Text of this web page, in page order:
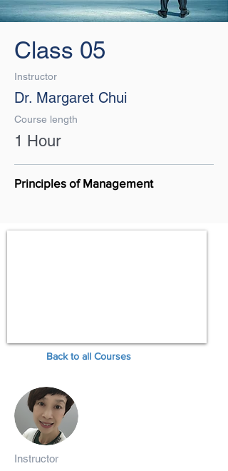
Class 05
Instructor
Dr. Margaret Chui
Course length
1 Hour
Principles of Management
Back to all Courses
Instructor